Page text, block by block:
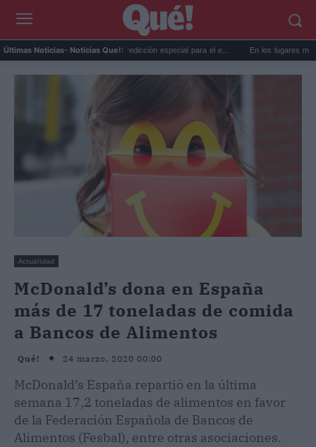
Últimas Noticias- Noticias Que!:
La AEMET prepara una predicción especial para el e... En los lugares más
Actualidad
McDonald’s dona en España
más de 17 toneladas de comida
a Bancos de Alimentos
Qué! 24 marzo, 2020 00:00
McDonald’s España repartió en la última
semana 17,2 toneladas de alimentos en favor
de la Federación Española de Bancos de
Alimentos (Fesbal), entre otras asociaciones.